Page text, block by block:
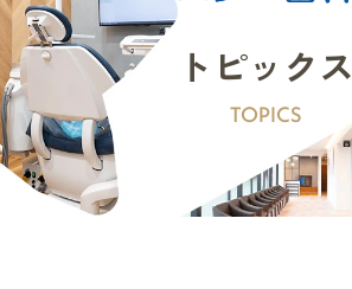
トピックス
TOPICS